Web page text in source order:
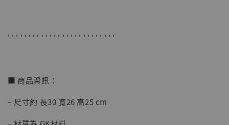
NT$ 5,580
' ' ' ' ' ' ' ' ' ' ' ' ' ' ' ' ' ' ' ' ' ' ' ' ' '
■ 商品資訊：
– 尺寸約 長30 寬26 高25 cm